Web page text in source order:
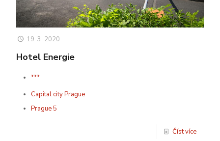
19. 3. 2020
Hotel Energie
***
Capital city Prague
Prague 5
Číst více